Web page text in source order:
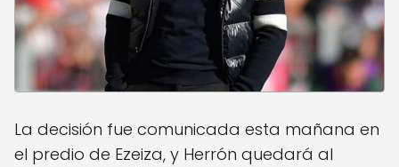
La decisión fue comunicada esta mañana en
el predio de Ezeiza, y Herrón quedará al